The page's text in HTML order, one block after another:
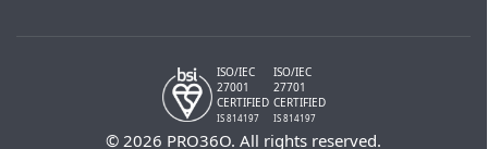
ISO/IEC
27001
CERTIFIED
IS 814197
ISO/IEC
27701
CERTIFIED
IS 814197
© 2026 PRO36O. All rights reserved.